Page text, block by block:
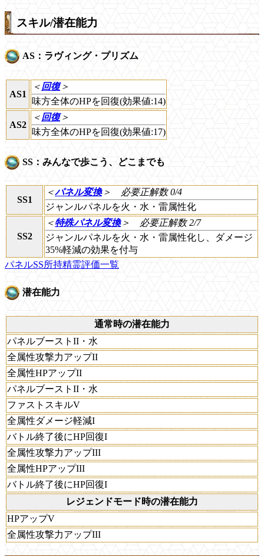
スキル/潜在能力
AS：ラヴィング・プリズム
AS1
＜回復＞
味方全体のHPを回復(効果値:14)
AS2
＜回復＞
味方全体のHPを回復(効果値:17)
SS：みんなで歩こう、どこまでも
SS1
＜パネル変換＞
必要正解数 0/4
ジャンルパネルを火・水・雷属性化
SS2
＜特殊パネル変換＞
必要正解数 2/7
ジャンルパネルを火・水・雷属性化し、ダメージ
35%軽減の効果を付与
パネルSS所持精霊評価一覧
潜在能力
通常時の潜在能力
パネルブーストII・水
全属性攻撃力アップII
全属性HPアップII
パネルブーストII・水
ファストスキルV
全属性ダメージ軽減I
バトル終了後にHP回復I
全属性攻撃力アップIII
全属性HPアップIII
バトル終了後にHP回復I
レジェンドモード時の潜在能力
HPアップV
全属性攻撃力アップIII